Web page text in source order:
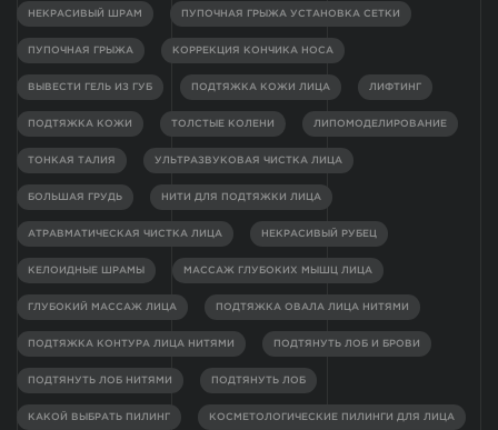
НЕКРАСИВЫЙ ШРАМ ПУПОЧНАЯ ГРЫЖА УСТАНОВКА СЕТКИ
ПУПОЧНАЯ ГРЫЖА КОРРЕКЦИЯ КОНЧИКА НОСА
ВЫВЕСТИ ГЕЛЬ ИЗ ГУБ ПОДТЯЖКА КОЖИ ЛИЦА ЛИФТИНГ
ПОДТЯЖКА КОЖИ ТОЛСТЫЕ КОЛЕНИ ЛИПОМОДЕЛИРОВАНИЕ
ТОНКАЯ ТАЛИЯ УЛЬТРАЗВУКОВАЯ ЧИСТКА ЛИЦА
БОЛЬШАЯ ГРУДЬ НИТИ ДЛЯ ПОДТЯЖКИ ЛИЦА
АТРАВМАТИЧЕСКАЯ ЧИСТКА ЛИЦА НЕКРАСИВЫЙ РУБЕЦ
КЕЛОИДНЫЕ ШРАМЫ МАССАЖ ГЛУБОКИХ МЫШЦ ЛИЦА
ГЛУБОКИЙ МАССАЖ ЛИЦА ПОДТЯЖКА ОВАЛА ЛИЦА НИТЯМИ
ПОДТЯЖКА КОНТУРА ЛИЦА НИТЯМИ ПОДТЯНУТЬ ЛОБ И БРОВИ
ПОДТЯНУТЬ ЛОБ НИТЯМИ ПОДТЯНУТЬ ЛОБ
КАКОЙ ВЫБРАТЬ ПИЛИНГ КОСМЕТОЛОГИЧЕСКИЕ ПИЛИНГИ ДЛЯ ЛИЦА